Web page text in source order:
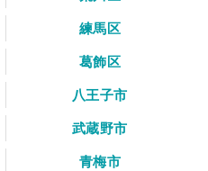
練馬区
葛飾区
八王子市
武蔵野市
青梅市